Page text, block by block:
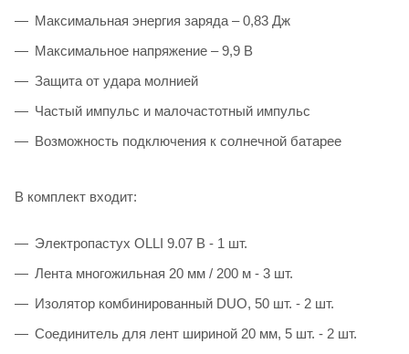
Максимальная энергия заряда – 0,83 Дж
Максимальное напряжение – 9,9 В
Защита от удара молнией
Частый импульс и малочастотный импульс
Возможность подключения к солнечной батарее
В комплект входит:
Электропастух OLLI 9.07 B - 1 шт.
Лента многожильная 20 мм / 200 м - 3 шт.
Изолятор комбинированный DUO, 50 шт. - 2 шт.
Соединитель для лент шириной 20 мм, 5 шт. - 2 шт.